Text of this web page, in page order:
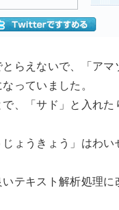
とらえないで、「ア
っていました。
で、「サド」と入れ
ょうきょう」はわい
テキスト解析処理